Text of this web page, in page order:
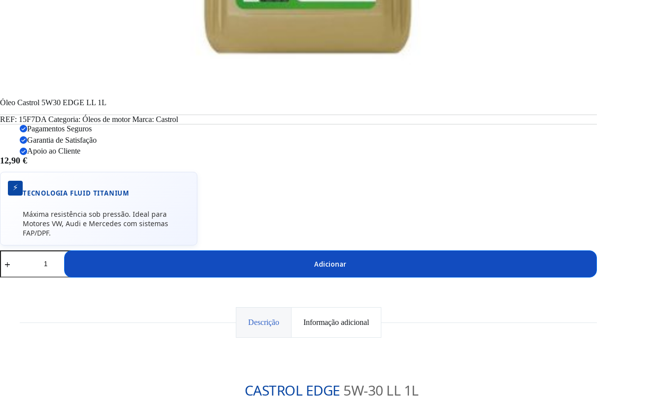
Óleo Castrol 5W30 EDGE LL 1L
REF: 15F7DA Categoria: Óleos de motor Marca: Castrol
Pagamentos Seguros
Garantia de Satisfação
Apoio ao Cliente
12,90 €
⚡
TECNOLOGIA FLUID TITANIUM
Máxima resistência sob pressão. Ideal para
Motores VW, Audi e Mercedes com sistemas
FAP/DPF.
Quantidade
de
Castrol
Adicionar
Descrição Informação adicional
CASTROL EDGE 5W-30 LL 1L